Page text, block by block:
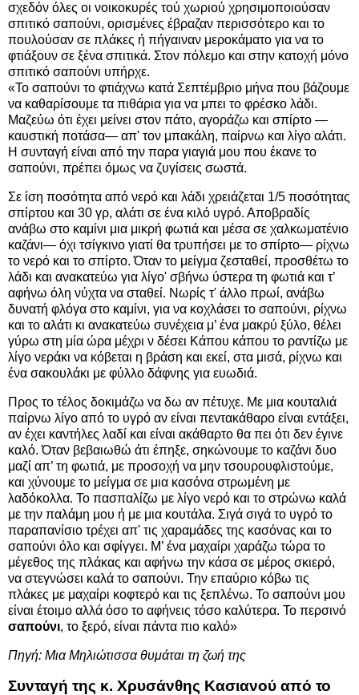
σχεδόν όλες οι νοικοκυρές τού χωριού χρησιμοποιούσαν
σπιτικό σαπούνι, ορισμένες έβραζαν περισσότερο και το
πουλούσαν σε πλάκες ή πήγαιναν μεροκάματο για να το
φτιάξουν σε ξένα σπιτικά. Στον πόλεμο και στην κατοχή μόνο
σπιτικό σαπούνι υπήρχε.
«Το σαπούνι το φτιάχνω κατά Σεπτέμβριο μήνα που βάζουμε
να καθαρίσουμε τα πιθάρια για να μπει το φρέσκο λάδι.
Μαζεύω ότι έχει μείνει στον πάτο, αγοράζω και σπίρτο —
καυστική ποτάσα— απ' τον μπακάλη, παίρνω και λίγο αλάτι.
Η συνταγή είναι από την παρα γιαγιά μου που έκανε το
σαπούνι, πρέπει όμως να ζυγίσεις σωστά.
Σε ίση ποσότητα από νερό και λάδι χρειάζεται 1/5 ποσότητας
σπίρτου και 30 γρ, αλάτι σε ένα κιλό υγρό. Αποβραδίς
ανάβω στο καμίνι μια μικρή φωτιά και μέσα σε χαλκωματένιο
καζάνι— όχι τσίγκινο γιατί θα τρυπήσει με το σπίρτο— ρίχνω
το νερό και το σπίρτο. Όταν το μείγμα ζεσταθεί, προσθέτω το
λάδι και ανακατεύω για λίγο' σβήνω ύστερα τη φωτιά και τ’
αφήνω όλη νύχτα να σταθεί. Νωρίς τ' άλλο πρωί, ανάβω
δυνατή φλόγα στο καμίνι, για να κοχλάσει το σαπούνι, ρίχνω
και το αλάτι κι ανακατεύω συνέχεια μ’ ένα μακρύ ξύλο, θέλει
γύρω στη μία ώρα μέχρι ν δέσει Κάπου κάπου το ραντίζω με
λίγο νεράκι να κόβεται η βράση και εκεί, στα μισά, ρίχνω και
ένα σακουλάκι με φύλλο δάφνης για ευωδιά.
Προς το τέλος δοκιμάζω να δω αν πέτυχε. Με μια κουταλιά
παίρνω λίγο από το υγρό αν είναι πεντακάθαρο είναι εντάξει,
αν έχει καντήλες λαδί και είναι ακάθαρτο θα πει ότι δεν έγινε
καλό. Όταν βεβαιωθώ άτι έπηξε, σηκώνουμε το καζάνι δυο
μαζί απ’ τη φωτιά, με προσοχή να μην τσουρουφλιστούμε,
και χύνουμε το μείγμα σε μια κασόνα στρωμένη με
λαδόκολλα. Το πασπαλίζω με λίγο νερό και το στρώνω καλά
με την παλάμη μου ή με μια κουτάλα. Σιγά σιγά το υγρό το
παραπανίσιο τρέχει απ' τις χαραμάδες της κασόνας και το
σαπούνι όλο και σφίγγει. Μ’ ένα μαχαίρι χαράζω τώρα το
μέγεθος της πλάκας και αφήνω την κάσα σε μέρος σκιερό,
να στεγνώσει καλά το σαπούνι. Την επαύριο κόβω τις
πλάκες με μαχαίρι κοφτερό και τις ξεπλένω. Το σαπούνι μου
είναι έτοιμο αλλά όσο το αφήνεις τόσο καλύτερα. Το περσινό
σαπούνι, το ξερό, είναι πάντα πιο καλό»
Πηγή: Μια Μηλιώτισσα θυμάται τη ζωή της
Συνταγή της κ. Χρυσάνθης Κασιανού από το